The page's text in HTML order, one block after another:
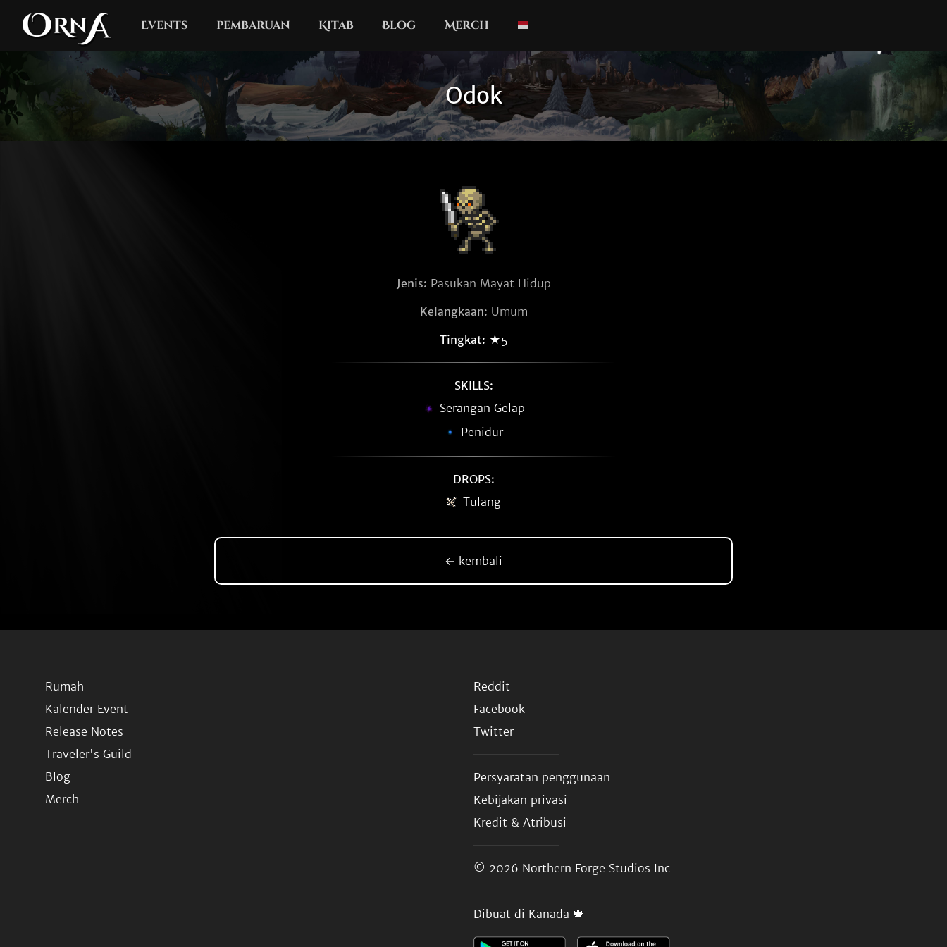
Events pembaruan Kitab Blog Merch
Odok
Jenis: Pasukan Mayat Hidup
Kelangkaan: Umum
Tingkat: ★5
SKILLS:
Serangan Gelap
Penidur
DROPS:
Tulang
← kembali
Rumah
Kalender Event
Release Notes
Traveler's Guild
Blog
Merch
Reddit
Facebook
Twitter
Persyaratan penggunaan
Kebijakan privasi
Kredit & Atribusi
© 2026 Northern Forge Studios Inc
Dibuat di Kanada 🍁